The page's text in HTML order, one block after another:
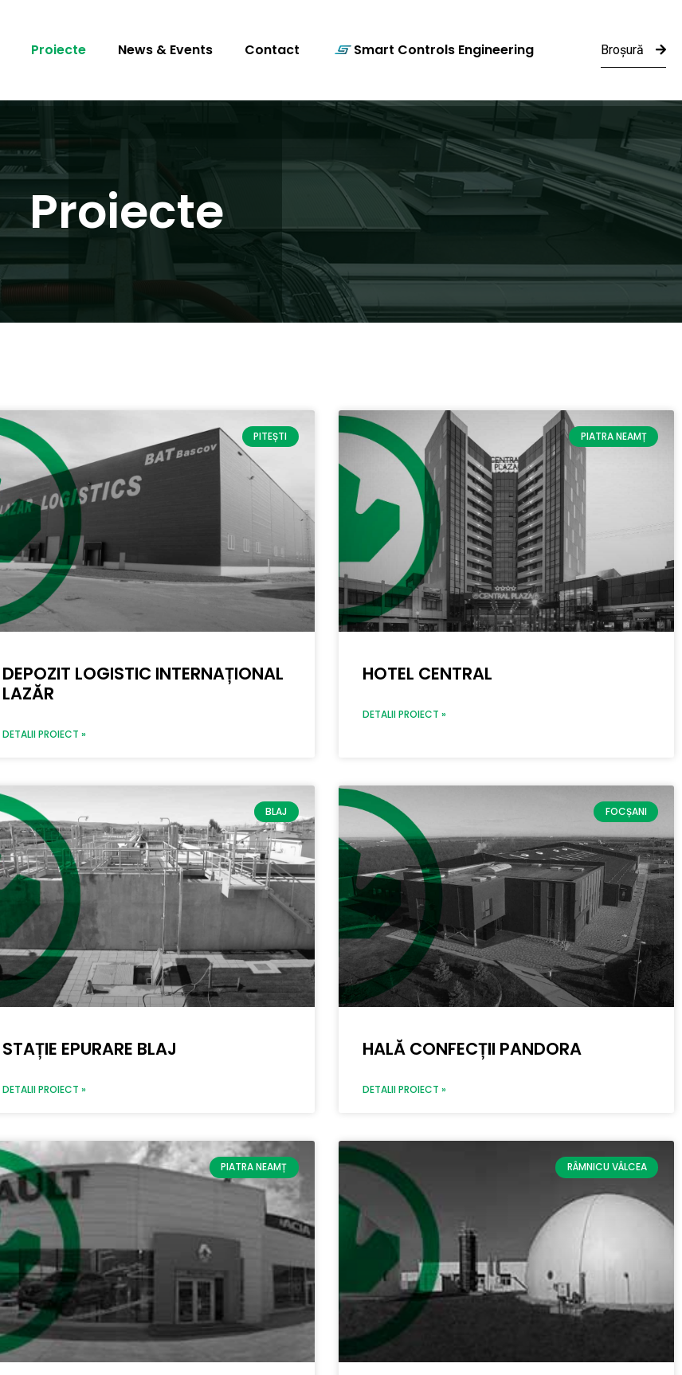
Proiecte News & Events Contact Smart Controls Engineering Broșură
Proiecte
PITEȘTI
DEPOZIT LOGISTIC INTERNAȚIONAL
LAZĂR
DETALII PROIECT »
PIATRA NEAMȚ
HOTEL CENTRAL
DETALII PROIECT »
BLAJ
STAȚIE EPURARE BLAJ
DETALII PROIECT »
FOCȘANI
HALĂ CONFECȚII PANDORA
DETALII PROIECT »
PIATRA NEAMȚ RÂMNICU VÂLCEA